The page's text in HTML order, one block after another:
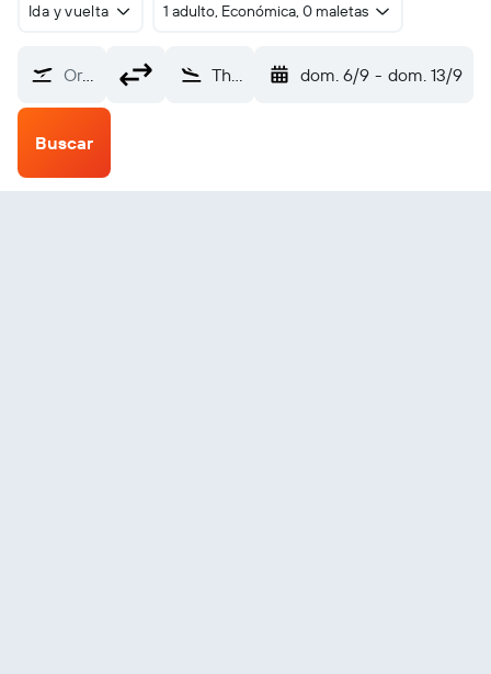
Ida y vuelta 1 adulto, Económica, 0 maletas
Origen Thompson (YTH) dom. 6/9 - dom. 13/9
Buscar